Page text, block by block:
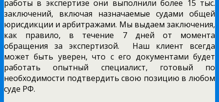
работы в экспертизе они выполнили более 15 тыс.
заключений, включая назначаемые судами общей
юрисдикции и арбитражами. Мы выдаем заключения,
как правило, в течение 7 дней от момента
обращения за экспертизой. Наш клиент всегда
может быть уверен, что с его документами будет
работать опытный специалист, готовый по
необходимости подтвердить свою позицию в любом
суде РФ.